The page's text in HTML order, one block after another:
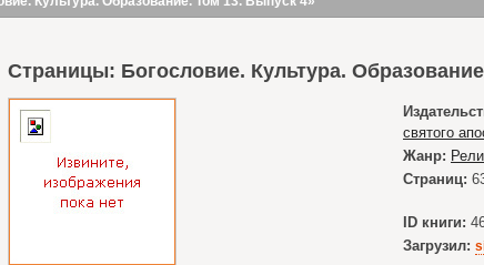
Страницы: Богословие. Культура.
святого
Жанр:
Страниц:
ID книги:
Загрузил: